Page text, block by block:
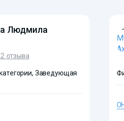
Людмила
отзыва
Заведующая
?>